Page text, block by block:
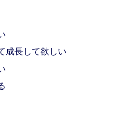
成長して欲しい